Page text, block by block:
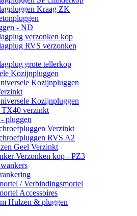
Kraag ZK
- ND
verzonken kop
RVS verzonken
grote tellerkop
Kozijnpluggen
Kozijnpluggen
Kozijnpluggen
TX40 verzinkt
pluggen
Verzinkt
RVS A2
Geel Verzinkt
Verzonken kop - PZ3
/ Verbindingsmortel
Accessoires
Hulzen & pluggen